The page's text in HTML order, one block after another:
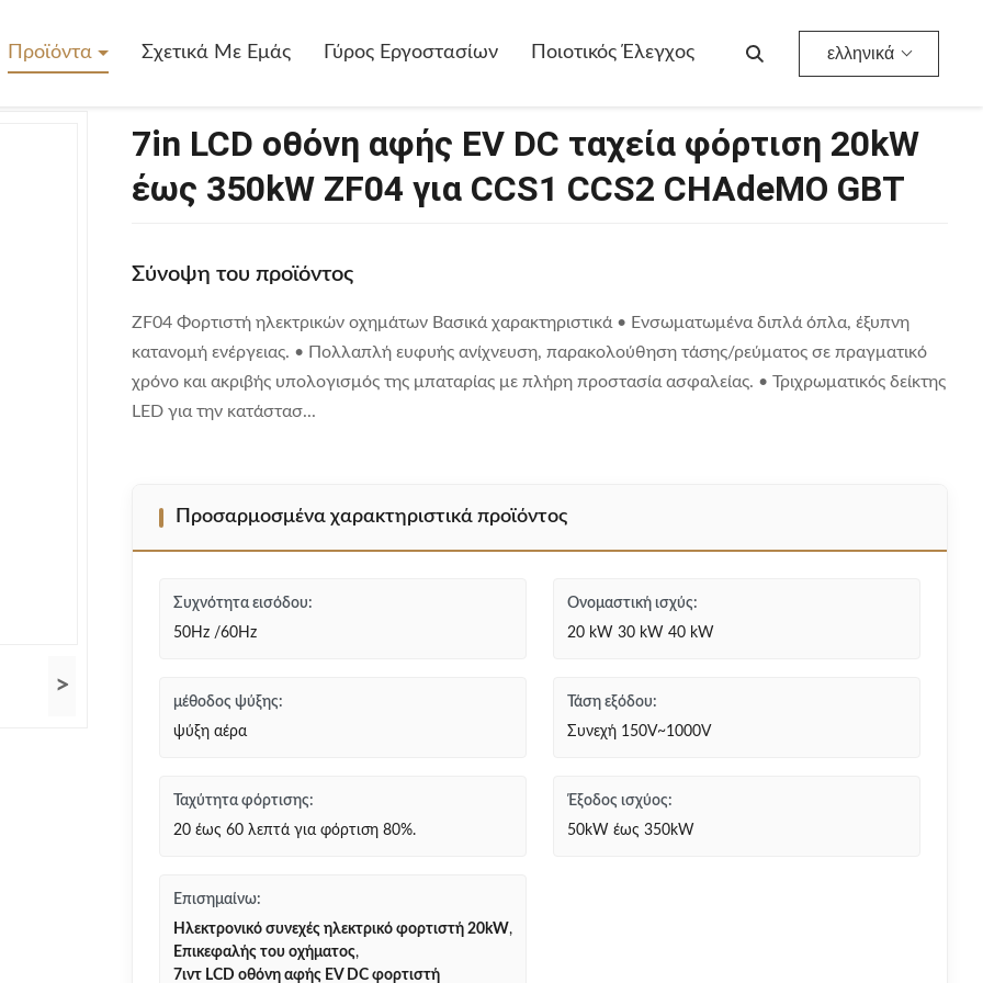
Προϊόντα Σχετικά Με Εμάς Γύρος Εργοστασίων Ποιοτικός Έλεγχος ελληνικά
>
7in LCD οθόνη αφής EV DC ταχεία φόρτιση 20kW
έως 350kW ZF04 για CCS1 CCS2 CHAdeMO GBT
Σύνοψη του προϊόντος
ZF04 Φορτιστή ηλεκτρικών οχημάτων Βασικά χαρακτηριστικά • Ενσωματωμένα διπλά όπλα, έξυπνη
κατανομή ενέργειας. • Πολλαπλή ευφυής ανίχνευση, παρακολούθηση τάσης/ρεύματος σε πραγματικό
χρόνο και ακριβής υπολογισμός της μπαταρίας με πλήρη προστασία ασφαλείας. • Τριχρωματικός δείκτης
LED για την κατάστασ...
Προσαρμοσμένα χαρακτηριστικά προϊόντος
Συχνότητα εισόδου:
50Hz /60Hz
Ονομαστική ισχύς:
20 kW 30 kW 40 kW
μέθοδος ψύξης:
ψύξη αέρα
Τάση εξόδου:
Συνεχή 150V~1000V
Ταχύτητα φόρτισης:
20 έως 60 λεπτά για φόρτιση 80%.
Έξοδος ισχύος:
50kW έως 350kW
Επισημαίνω:
Ηλεκτρονικό συνεχές ηλεκτρικό φορτιστή 20kW,
Επικεφαλής του οχήματος,
7ιντ LCD οθόνη αφής EV DC φορτιστή